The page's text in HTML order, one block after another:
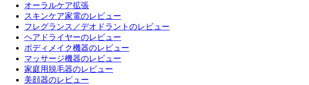
オーラルケア拡張
スキンケア家電のレビュー
フレグランス／デオドラントのレビュー
ヘアドライヤーのレビュー
ボディメイク機器のレビュー
マッサージ機器のレビュー
家庭用脱毛器のレビュー
美顔器のレビュー